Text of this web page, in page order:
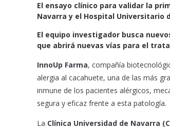
c
e
b
o
k
a
t
s
A
p
a
i
l
El ensayo clínico para validar la
Navarra y el Hospital Universitario
El equipo investigador busca
que abrirá nuevas vías para el
InnoUp Farma, compañía
alergia al cacahuete, una de las más
inmune de los pacientes alérgicos,
segura y eficaz frente a esta patología.
La Clínica Universidad de Navarra